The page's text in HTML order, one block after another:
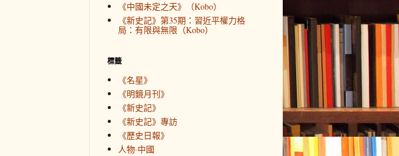
《中國未定之天》（Kobo）
《新史記》第35期：習近平權力格
局：有限與無限（Kobo）
標籤
《名星》
《明鏡月刊》
《新史記》
《新史記》專訪
《歷史日報》
人物·中國